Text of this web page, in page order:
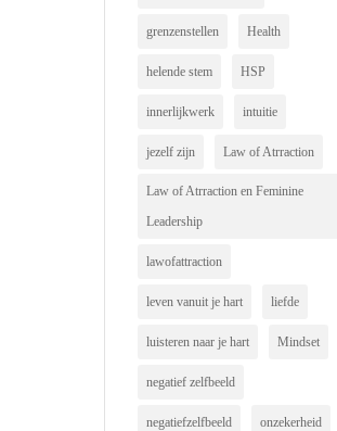
grenzenstellen Health
helende stem HSP
innerlijkwerk intuitie
jezelf zijn Law of Atrraction
Law of Atrraction en Feminine
Leadership
lawofattraction
leven vanuit je hart liefde
luisteren naar je hart Mindset
negatief zelfbeeld
negatiefzelfbeeld onzekerheid